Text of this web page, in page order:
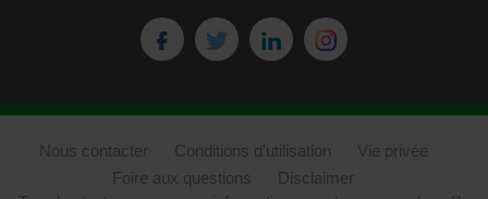
Nous contacter Conditions d'utilisation
Vie privée
Foire aux questions
Disclaimer